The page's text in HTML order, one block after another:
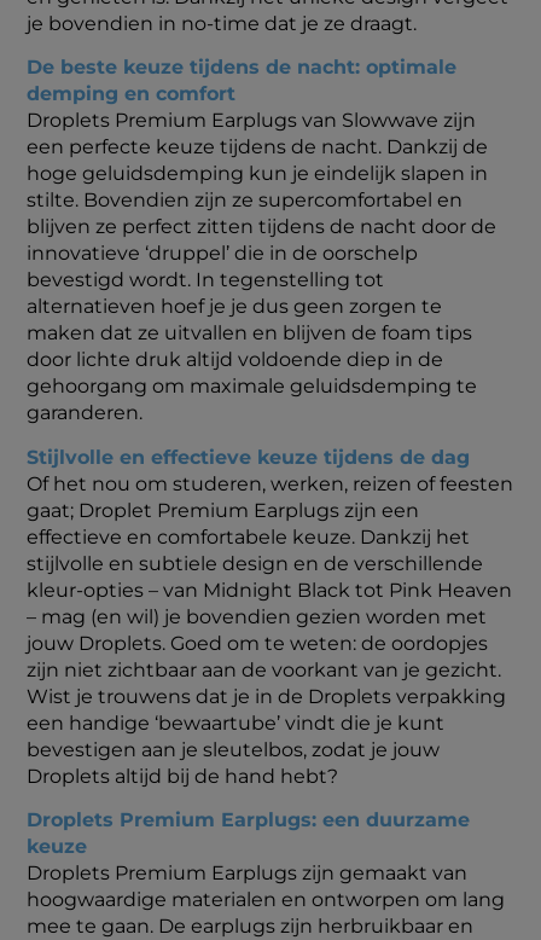
je bovendien in no-time dat je ze draagt.
De beste keuze tijdens de nacht: optimale
demping en comfort
Droplets Premium Earplugs van Slowwave zijn
een perfecte keuze tijdens de nacht. Dankzij de
hoge geluidsdemping kun je eindelijk slapen in
stilte. Bovendien zijn ze supercomfortabel en
blijven ze perfect zitten tijdens de nacht door de
innovatieve ‘druppel’ die in de oorschelp
bevestigd wordt. In tegenstelling tot
alternatieven hoef je je dus geen zorgen te
maken dat ze uitvallen en blijven de foam tips
door lichte druk altijd voldoende diep in de
gehoorgang om maximale geluidsdemping te
garanderen.
Stijlvolle en effectieve keuze tijdens de dag
Of het nou om studeren, werken, reizen of feesten
gaat; Droplet Premium Earplugs zijn een
effectieve en comfortabele keuze. Dankzij het
stijlvolle en subtiele design en de verschillende
kleur-opties – van Midnight Black tot Pink Heaven
– mag (en wil) je bovendien gezien worden met
jouw Droplets. Goed om te weten: de oordopjes
zijn niet zichtbaar aan de voorkant van je gezicht.
Wist je trouwens dat je in de Droplets verpakking
een handige ‘bewaartube’ vindt die je kunt
bevestigen aan je sleutelbos, zodat je jouw
Droplets altijd bij de hand hebt?
Droplets Premium Earplugs: een duurzame
keuze
Droplets Premium Earplugs zijn gemaakt van
hoogwaardige materialen en ontworpen om lang
mee te gaan. De earplugs zijn herbruikbaar en